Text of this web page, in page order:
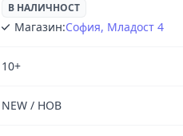
В НАЛИЧНОСТ
Магазин:София, Младост 4
10+
NEW / НОВ